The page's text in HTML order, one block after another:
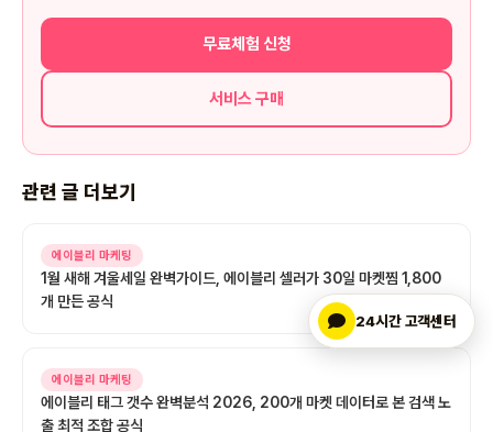
무료체험 신청
서비스 구매
관련 글 더보기
에이블리 마케팅
1월 새해 겨울세일 완벽가이드, 에이블리 셀러가 30일 마켓찜 1,800
개 만든 공식
에이블리 마케팅
에이블리 태그 갯수 완벽분석 2026, 200개 마켓 데이터로 본 검색 노
출 최적 조합 공식
24시간 고객센터